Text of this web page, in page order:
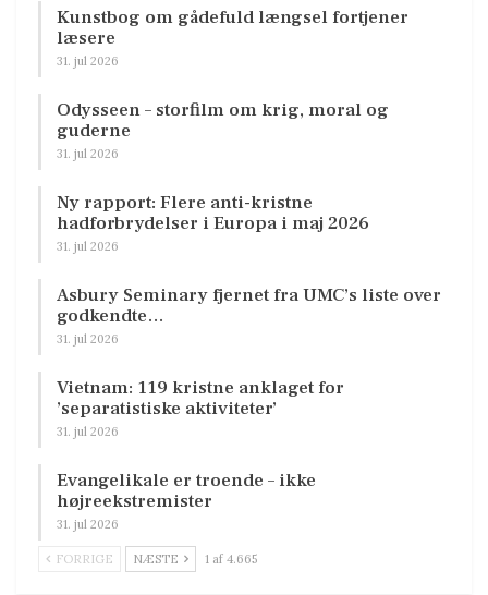
Kunstbog om gådefuld længsel fortjener
læsere
31. jul 2026
Odysseen – storfilm om krig, moral og
guderne
31. jul 2026
Ny rapport: Flere anti-kristne
hadforbrydelser i Europa i maj 2026
31. jul 2026
Asbury Seminary fjernet fra UMC’s liste over
godkendte…
31. jul 2026
Vietnam: 119 kristne anklaget for
’separatistiske aktiviteter’
31. jul 2026
Evangelikale er troende – ikke
højreekstremister
31. jul 2026
FORRIGE NÆSTE 1 af 4.665